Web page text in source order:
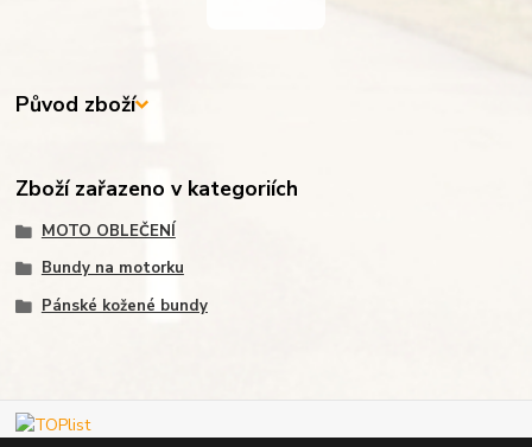
Původ zboží
Zboží zařazeno v kategoriích
MOTO OBLEČENÍ
Bundy na motorku
Pánské kožené bundy